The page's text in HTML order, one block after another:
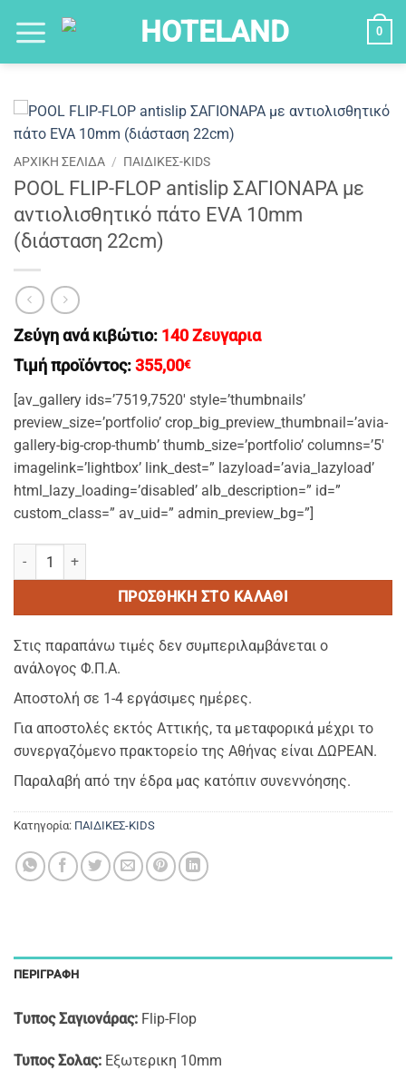
στο
0
ΑΡΧΙΚΉ ΣΕΛΊΔΑ / ΠΑΙΔΙΚΕΣ-KIDS
POOL FLIP-FLOP antislip ΣΑΓΙΟΝΑΡΑ με
αντιολισθητικό πάτο ΕVA 10mm
(διάσταση 22cm)
Ζεύγη ανά κιβώτιο: 140 Ζευγαρια
Τιμή προϊόντος: 355,00€
[av_gallery ids=’7519,7520′ style=’thumbnails’
preview_size=’portfolio’ crop_big_preview_thumbnail=’avia-
gallery-big-crop-thumb’ thumb_size=’portfolio’ columns=’5′
imagelink=’lightbox’ link_dest=” lazyload=’avia_lazyload’
html_lazy_loading=’disabled’ alb_description=” id=”
custom_class=” av_uid=” admin_preview_bg=”]
POOL FLIP-FLOP antislip ΣΑΓΙΟΝΑΡΑ με αντιολισθητικό πάτο
ΠΡΟΣΘΉΚΗ ΣΤΟ ΚΑΛΆΘΙ
Στις παραπάνω τιμές δεν συμπεριλαμβάνεται ο
ανάλογος Φ.Π.Α.
Αποστολή σε 1-4 εργάσιμες ημέρες.
Για αποστολές εκτός Αττικής, τα μεταφορικά μέχρι το
συνεργαζόμενο πρακτορείο της Αθήνας είναι ΔΩΡΕΑΝ.
Παραλαβή από την έδρα μας κατόπιν συνεννόησης.
Κατηγορία: ΠΑΙΔΙΚΕΣ-KIDS
ΠΕΡΙΓΡΑΦΉ
Tυπος Σαγιονάρας: Flip-Flop
Τυπος Σολας: Εξωτερικη 10mm